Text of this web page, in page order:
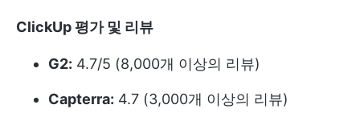
ClickUp 평가 및 리뷰
G2: 4.7/5 (8,000개 이상의 리뷰)
Capterra: 4.7 (3,000개 이상의 리뷰)